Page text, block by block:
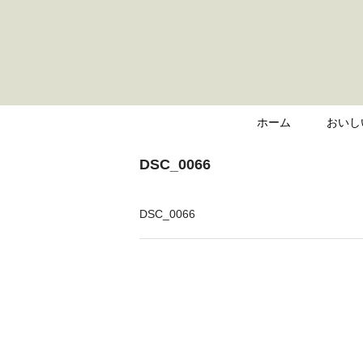
ホーム おい
DSC_0066
DSC_0066